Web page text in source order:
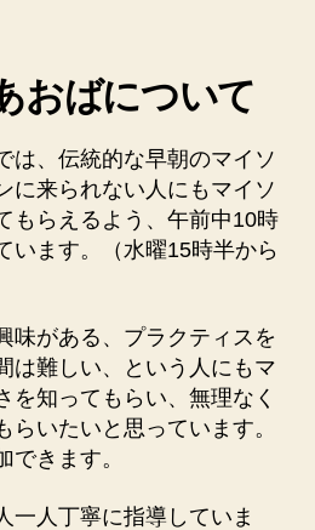
おばについて
は、伝統的な早朝のマイソ
に来られない人にもマイソ
もらえるよう、午前中10時
います。（水曜15時半から
味がある、プラクティスを
は難しい、という人にもマ
を知ってもらい、無理なく
らいたいと思っています。
できます。
一人丁寧に指導していま